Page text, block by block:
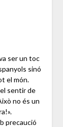
ser un toc
sinó
el món.
sentir de
no és un
precaució